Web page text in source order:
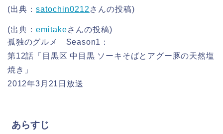
(出典： satochin0212 さんの投稿)
(出典： emitakeさんの投稿)
孤独のグルメ Season1：
第12話「目黒区 中目黒 ソーキそばとアグー豚の天然塩
焼き」
2012年3月21日放送
あらすじ